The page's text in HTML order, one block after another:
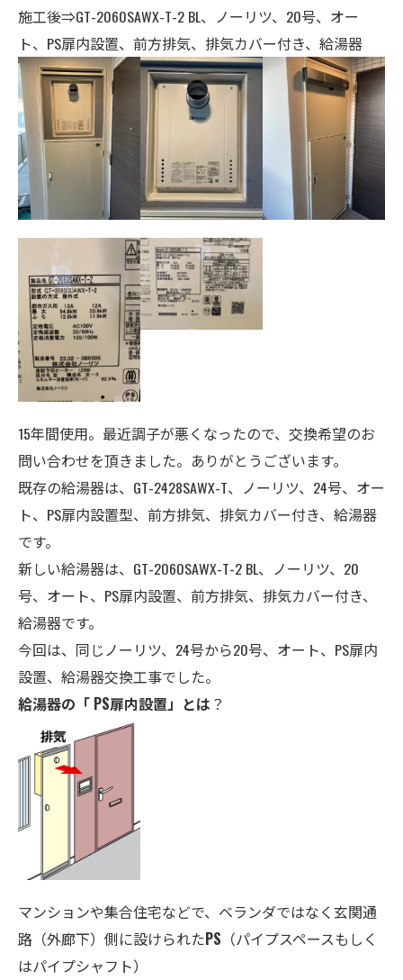
施工後⇒GT-2060SAWX-T-2 BL、ノーリツ、20号、オー
ト、 PS扉内設置、前方排気、排気カバー付き、給湯器
15年間使用。最近調子が悪くなったので、交換希望のお
問い合わせを頂きました。ありがとうございます。
既存の給湯器は、GT-2428SAWX-T、ノーリツ、24号、オー
ト、 PS扉内設置型、前方排気、排気カバー付き、給湯器
です。
新しい給湯器は、GT-2060SAWX-T-2 BL、ノーリツ、20
号、オート、 PS扉内設置、前方排気、排気カバー付き、
給湯器です。
今回は、同じノーリツ、24号から20号、オート、 PS扉内
設置、 給湯器交換工事でした。
給湯器の「 PS扉内設置」とは ？
マンションや集合住宅などで、ベランダではなく玄関通
路（外廊下）側に設けられたPS （パイプスペースもしく
はパイプシャフト）